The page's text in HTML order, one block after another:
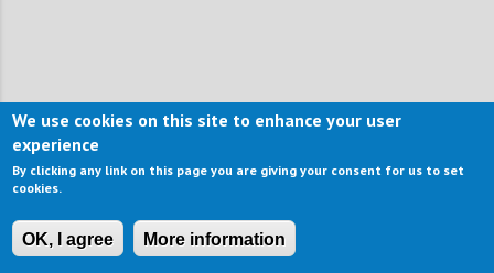
We use cookies on this site to enhance your user
experience
By clicking any link on this page you are giving your consent for us to set
cookies.
OK, I agree More information